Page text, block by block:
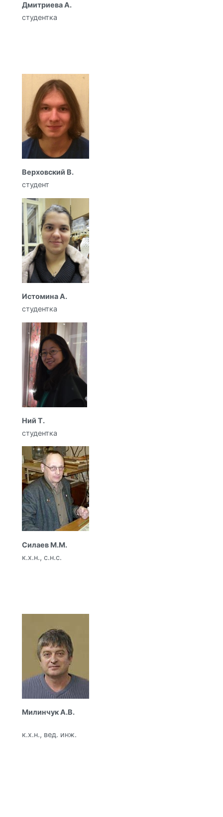
Дмитриева А.
студентка
Верховский В.
студент
Истомина А.
студентка
Ний Т.
студентка
Силаев М.М.
к.х.н., с.н.с.
Милинчук А.В.
к.х.н., вед. инж.